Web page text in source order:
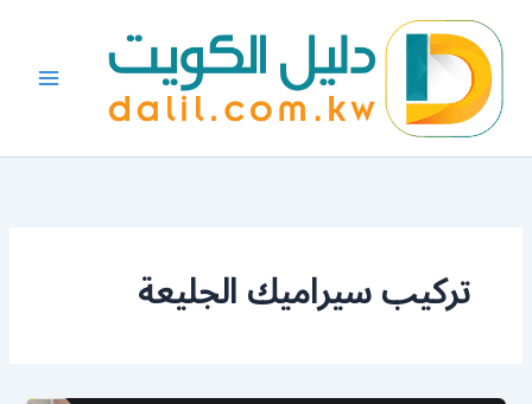
المحتوى
تركيب سيراميك الجليعة